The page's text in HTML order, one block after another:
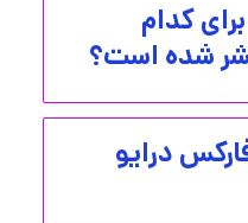
کدام
شده است؟
درایو